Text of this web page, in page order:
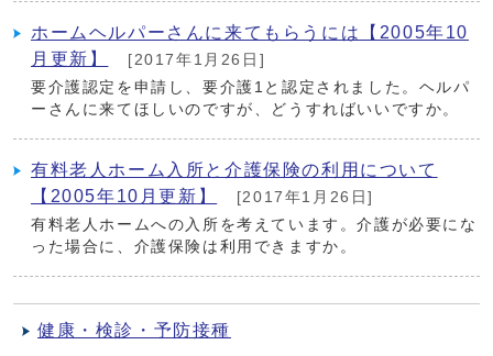
ホームヘルパーさんに来てもらうには【2005年10
月更新】
[2017年1月26日]
要介護認定を申請し、要介護1と認定されました。ヘルパ
ーさんに来てほしいのですが、どうすればいいですか。
有料老人ホーム入所と介護保険の利用について
【2005年10月更新】
[2017年1月26日]
有料老人ホームへの入所を考えています。介護が必要にな
った場合に、介護保険は利用できますか。
健康・検診・予防接種